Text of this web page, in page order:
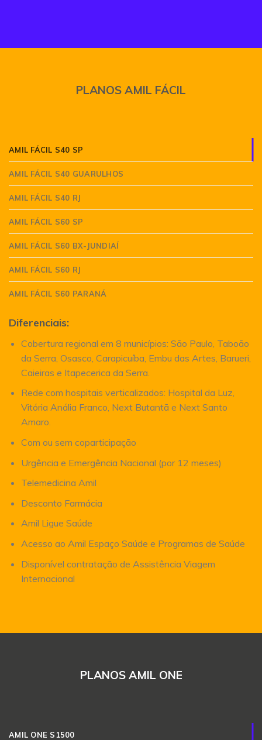
PLANOS AMIL FÁCIL
AMIL FÁCIL S40 SP
AMIL FÁCIL S40 GUARULHOS
AMIL FÁCIL S40 RJ
AMIL FÁCIL S60 SP
AMIL FÁCIL S60 BX-JUNDIAÍ
AMIL FÁCIL S60 RJ
AMIL FÁCIL S60 PARANÁ
Diferenciais:
Cobertura regional em 8 municípios: São Paulo, Taboão
da Serra, Osasco, Carapicuíba, Embu das Artes, Barueri,
Caieiras e Itapecerica da Serra.
Rede com hospitais verticalizados: Hospital da Luz,
Vitória Anália Franco, Next Butantã e Next Santo
Amaro.
Com ou sem coparticipação
Urgência e Emergência Nacional (por 12 meses)
Telemedicina Amil
Desconto Farmácia
Amil Ligue Saúde
Acesso ao Amil Espaço Saúde e Programas de Saúde
Disponível contratação de Assistência Viagem
Internacional
PLANOS AMIL ONE
AMIL ONE S1500